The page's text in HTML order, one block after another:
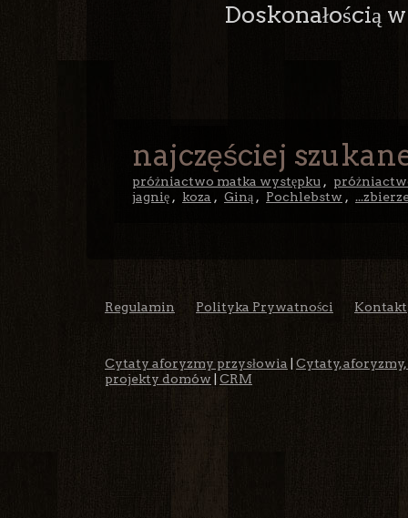
Doskonałością
najczęściej
próżniactwo matka występku ,
jagnię , koza , Giną , Pochlebstw ,
Regulamin Polityka Prywatności Kontakt
Cytaty aforyzmy przysłowia
Cytaty,
projekty domów
CRM